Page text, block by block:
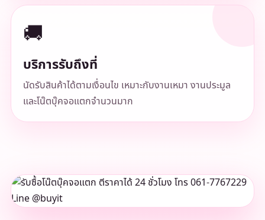
🚚
บริการรับถึงที่
นัดรับสินค้าได้ตามเงื่อนไข เหมาะกับงานเหมา งานประมูล
และโน๊ตบุ๊คจอแตกจำนวนมาก